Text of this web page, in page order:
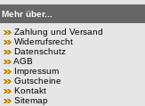
Mehr über...
Zahlung und Versand
Widerrufsrecht
Datenschutz
AGB
Impressum
Gutscheine
Kontakt
Sitemap